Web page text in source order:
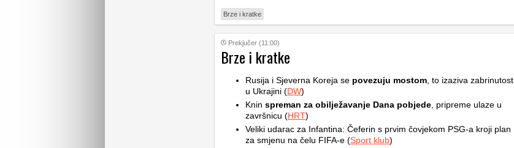
Brze i kratke
Prekjučer (11:00)
Brze i kratke
Rusija i Sjeverna Koreja se povezuju mostom , to izaziva zabrinutost
u Ukrajini (DW)
Knin spreman za obilježavanje Dana pobjede , pripreme ulaze u
završnicu (HRT)
Veliki udarac za Infantina: Čeferin s prvim čovjekom PSG-a kroji plan
za smjenu na čelu FIFA-e (Sport klub)